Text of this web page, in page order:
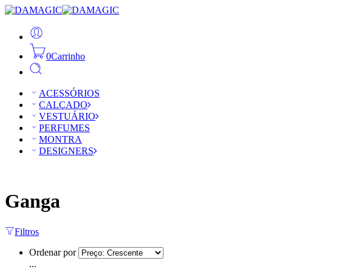
0Carrinho
ACESSÓRIOS
CALÇADO
VESTUÁRIO
PERFUMES
MONTRA
DESIGNERS
Ganga
Filtros
Ordenar por
...